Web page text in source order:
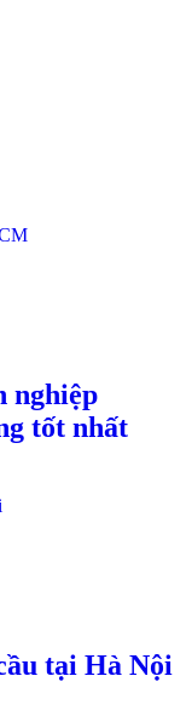
nghiệp
tốt nhất
tại Hà Nội